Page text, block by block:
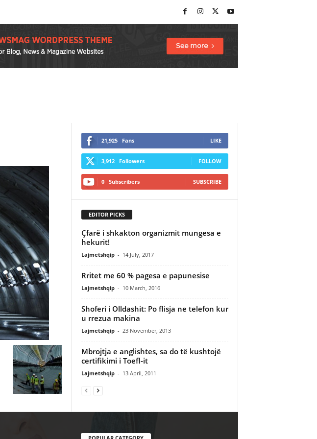
21,925 Fans LIKE
3,912 Followers FOLLOW
0 Subscribers SUBSCRIBE
EDITOR PICKS
Ҫfarë i shkakton organizmit mungesa e
hekurit!
Lajmetshqip - 14 July, 2017
Rritet me 60 % pagesa e papunesise
Lajmetshqip - 10 March, 2016
Shoferi i Olldashit: Po flisja ne telefon kur
u rrezua makina
Lajmetshqip - 23 November, 2013
Mbrojtja e anglishtes, sa do të kushtojë
certifikimi i Toefl-it
Lajmetshqip - 13 April, 2011